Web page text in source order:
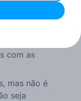
Tachogram
No
com as
mas não é
seja